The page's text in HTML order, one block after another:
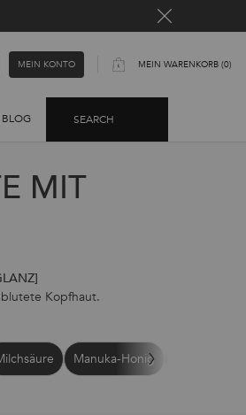
MEIN KONTO MEIN WARENKORB 0
0 PRODUKT
BLOG SEARCH
MIT
Kopfhaut.
Manuka-Honig